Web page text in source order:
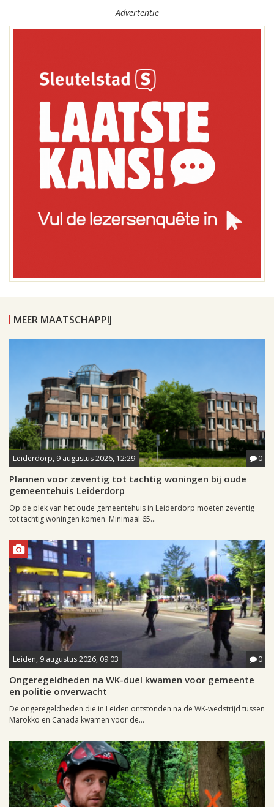
Advertentie
MEER MAATSCHAPPIJ
Leiderdorp, 9 augustus 2026, 12:29 0
Plannen voor zeventig tot tachtig woningen bij oude
gemeentehuis Leiderdorp
Op de plek van het oude gemeentehuis in Leiderdorp moeten zeventig
tot tachtig woningen komen. Minimaal 65...
Leiden, 9 augustus 2026, 09:03 0
Ongeregeldheden na WK-duel kwamen voor gemeente
en politie onverwacht
De ongeregeldheden die in Leiden ontstonden na de WK-wedstrijd tussen
Marokko en Canada kwamen voor de...